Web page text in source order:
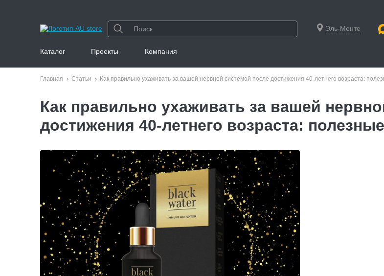
Эль-Монте
Каталог Проекты Компания
Главная Статьи Как правильно ухаживать за вашей нервной системой после достижения 40-летнего возраста:
Как правильно ухаживать за вашей
достижения 40-летнего возраста: